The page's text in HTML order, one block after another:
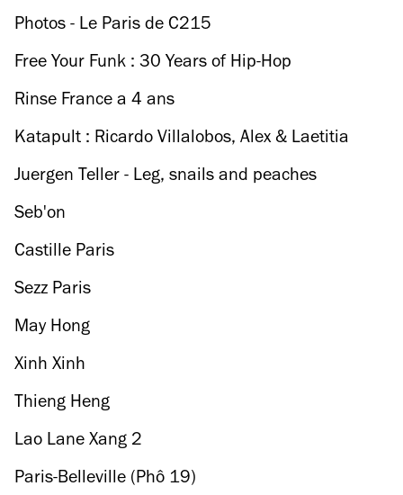
Photos - Le Paris de C215
Free Your Funk : 30 Years of Hip-Hop
Rinse France a 4 ans
Katapult : Ricardo Villalobos, Alex & Laetitia
Juergen Teller - Leg, snails and peaches
Seb'on
Castille Paris
Sezz Paris
May Hong
Xinh Xinh
Thieng Heng
Lao Lane Xang 2
Paris-Belleville (Phô 19)